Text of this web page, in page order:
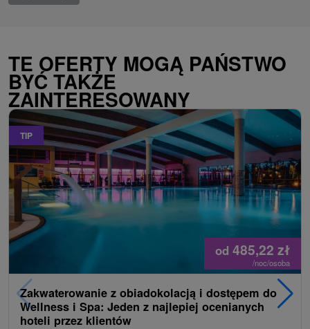
TE OFERTY MOGĄ PAŃSTWO
BYĆ TAKŻE
ZAINTERESOWANY
TIP
od 485,22 zł
/noc/osoba
Zakwaterowanie z obiadokolacją i dostępem do
Wellness i Spa: Jeden z najlepiej ocenianych
hoteli przez klientów